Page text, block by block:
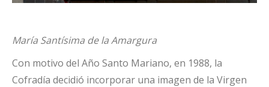
María Santísima de la Amargura
Con motivo del Año Santo Mariano, en 1988, la
Cofradía decidió incorporar una imagen de la Virgen